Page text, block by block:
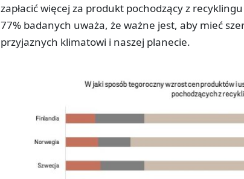
zapłacić więcej za produkt pochodzący z
77% badanych uważa, że ważne jest, aby mieć
przyjaznych klimatowi i naszej planecie.